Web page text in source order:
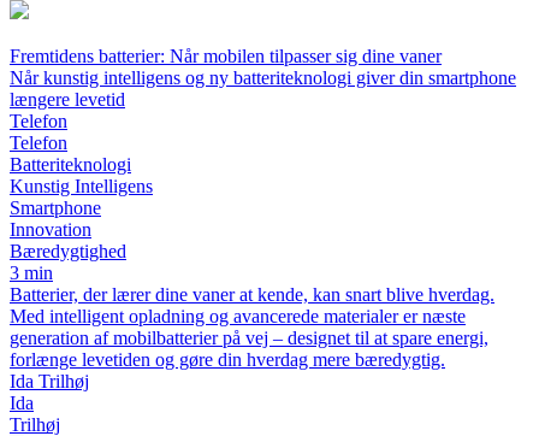
Fremtidens batterier: Når mobilen tilpasser sig dine vaner
Når kunstig intelligens og ny batteriteknologi giver din smartphone
længere levetid
Telefon
Telefon
Batteriteknologi
Kunstig Intelligens
Smartphone
Innovation
Bæredygtighed
3 min
Batterier, der lærer dine vaner at kende, kan snart blive hverdag.
Med intelligent opladning og avancerede materialer er næste
generation af mobilbatterier på vej – designet til at spare energi,
forlænge levetiden og gøre din hverdag mere bæredygtig.
Ida Trilhøj
Ida
Trilhøj